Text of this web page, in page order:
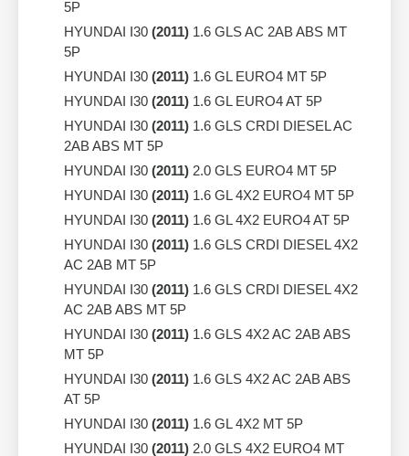
5P
HYUNDAI I30 (2011) 1.6 GLS AC 2AB ABS MT
5P
HYUNDAI I30 (2011) 1.6 GL EURO4 MT 5P
HYUNDAI I30 (2011) 1.6 GL EURO4 AT 5P
HYUNDAI I30 (2011) 1.6 GLS CRDI DIESEL AC
2AB ABS MT 5P
HYUNDAI I30 (2011) 2.0 GLS EURO4 MT 5P
HYUNDAI I30 (2011) 1.6 GL 4X2 EURO4 MT 5P
HYUNDAI I30 (2011) 1.6 GL 4X2 EURO4 AT 5P
HYUNDAI I30 (2011) 1.6 GLS CRDI DIESEL 4X2
AC 2AB MT 5P
HYUNDAI I30 (2011) 1.6 GLS CRDI DIESEL 4X2
AC 2AB ABS MT 5P
HYUNDAI I30 (2011) 1.6 GLS 4X2 AC 2AB ABS
MT 5P
HYUNDAI I30 (2011) 1.6 GLS 4X2 AC 2AB ABS
AT 5P
HYUNDAI I30 (2011) 1.6 GL 4X2 MT 5P
HYUNDAI I30 (2011) 2.0 GLS 4X2 EURO4 MT